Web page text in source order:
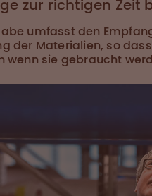
zur richtigen Zeit
umfasst den
der Materialien, so
wenn sie gebraucht